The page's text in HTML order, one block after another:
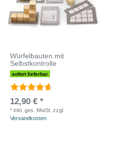
Würfelbauten mit
Selbstkontrolle
sofort lieferbar
12,90 € *
*inkl. ges. MwSt. zzgl.
Versandkosten